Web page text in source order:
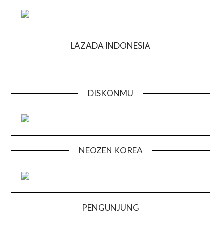
LAZADA INDONESIA
DISKONMU
NEOZEN KOREA
PENGUNJUNG